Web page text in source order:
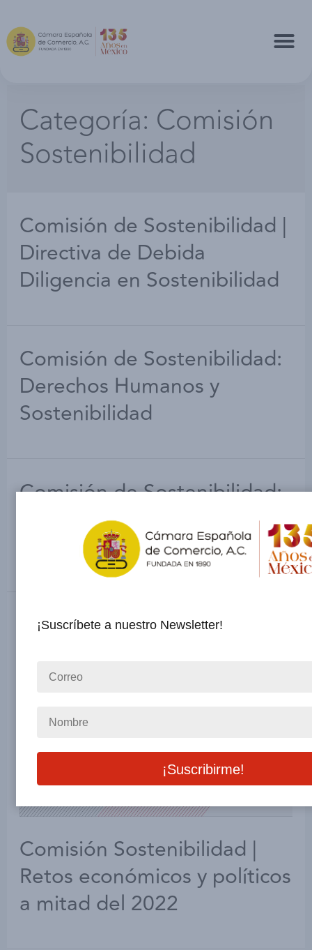
Categoría: Comisión
Sostenibilidad
Comisión de Sostenibilidad |
Directiva de Debida
Diligencia en Sostenibilidad
Comisión de Sostenibilidad:
Derechos Humanos y
Sostenibilidad
Comisión de Sostenibilidad:
Presentación de la iniciativa
The Seas We Love
Comisión Sostenibilidad |
Retos económicos y políticos
a mitad del 2022
¡Suscríbete a nuestro Newsletter!